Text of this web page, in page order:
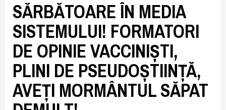
SĂRBĂTOARE ÎN MEDIA
SISTEMULUI! FORMATORI
DE OPINIE VACCINIȘTI,
PLINI DE PSEUDOȘTIINȚĂ,
AVEȚI MORMÂNTUL SĂPAT